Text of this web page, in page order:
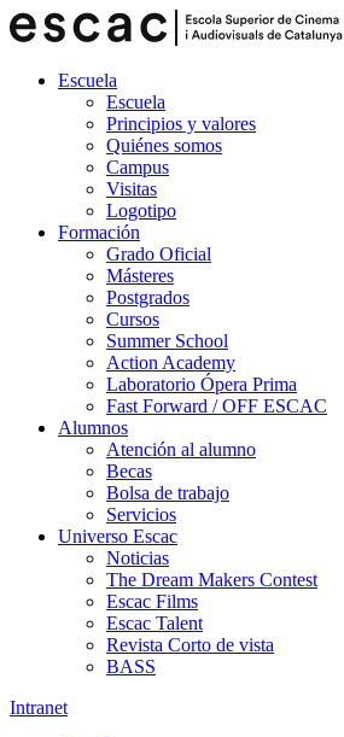
Escuela
Escuela
Principios y valores
Quiénes somos
Campus
Visitas
Logotipo
Formación
Grado Oficial
Másteres
Postgrados
Cursos
Summer School
Action Academy
Laboratorio Ópera Prima
Fast Forward / OFF ESCAC
Alumnos
Atención al alumno
Becas
Bolsa de trabajo
Servicios
Universo Escac
Noticias
The Dream Makers Contest
Escac Films
Escac Talent
Revista Corto de vista
BASS
Intranet